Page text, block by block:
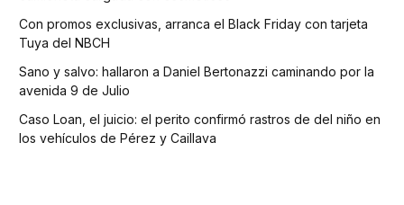
Con promos exclusivas, arranca el Black Friday con tarjeta
Tuya del NBCH
Sano y salvo: hallaron a Daniel Bertonazzi caminando por la
avenida 9 de Julio
Caso Loan, el juicio: el perito confirmó rastros de del niño en
los vehículos de Pérez y Caillava